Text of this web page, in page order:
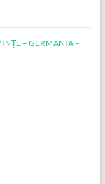
– GERMANIA –